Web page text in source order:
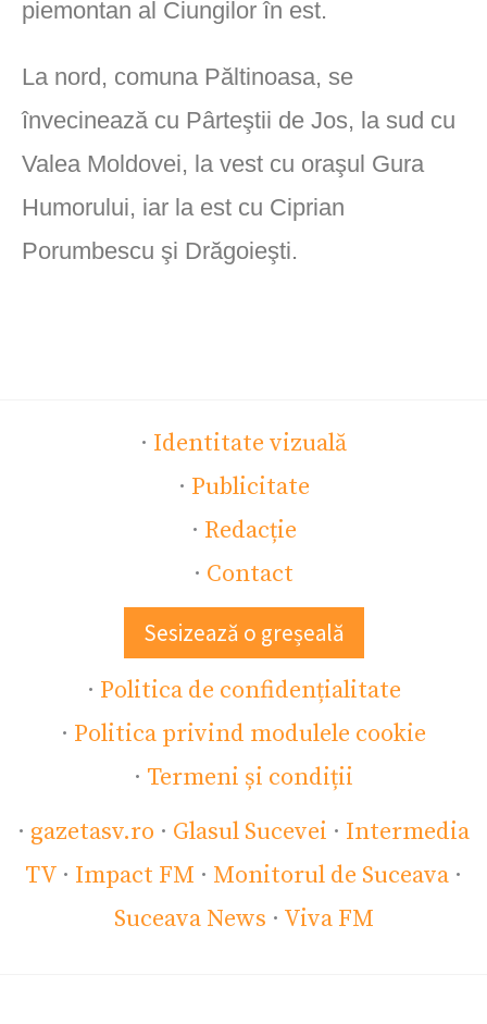
piemontan al Ciungilor în est.
La nord, comuna Păltinoasa, se
învecinează cu Pârteştii de Jos, la sud cu
Valea Moldovei, la vest cu oraşul Gura
Humorului, iar la est cu Ciprian
Porumbescu şi Drăgoieşti.
· Identitate vizuală
· Publicitate
· Redacție
· Contact
Sesizează o greșeală
· Politica de confidențialitate
· Politica privind modulele cookie
· Termeni și condiții
· gazetasv.ro · Glasul Sucevei · Intermedia
TV · Impact FM · Monitorul de Suceava ·
Suceava News · Viva FM